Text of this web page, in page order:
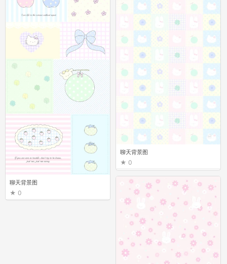
聊天背景图
0
聊天背景图
0